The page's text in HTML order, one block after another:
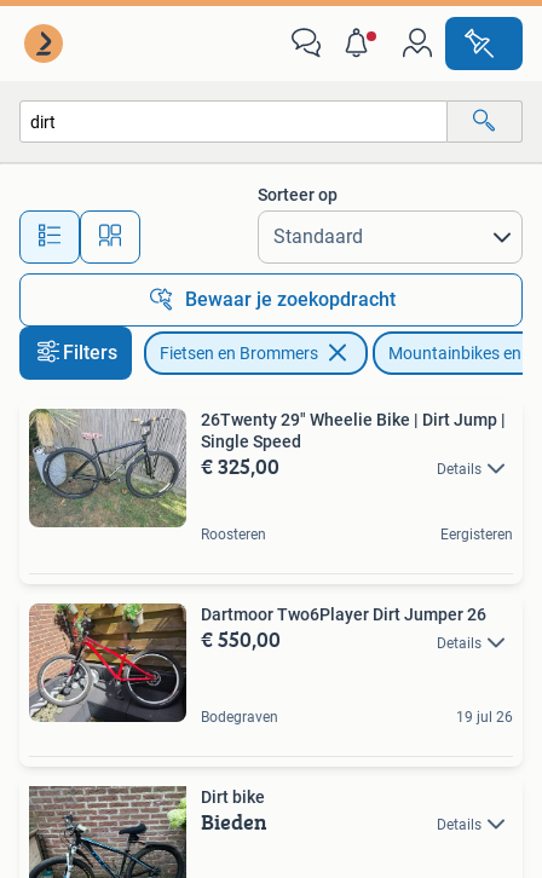
Alle afstanden…
Sorteer op
Bewaar je zoekopdracht
Filters Fietsen en Brommers Mountainbikes en
26Twenty 29" Wheelie Bike | Dirt Jump |
Single Speed
€ 325,00 Details
Roosteren Eergisteren
Dartmoor Two6Player Dirt Jumper 26
€ 550,00 Details
Bodegraven 19 jul 26
Dirt bike
Bieden Details